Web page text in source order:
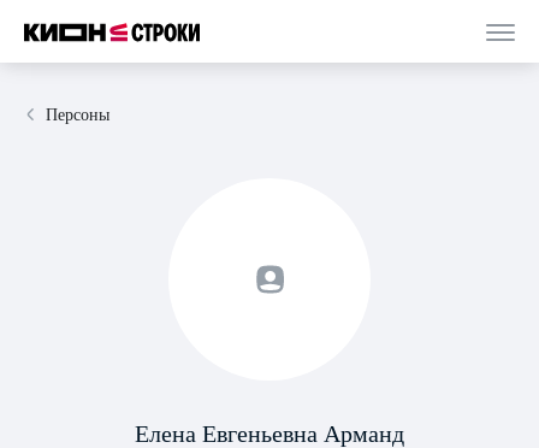
Персоны
Елена Евгеньевна Арманд